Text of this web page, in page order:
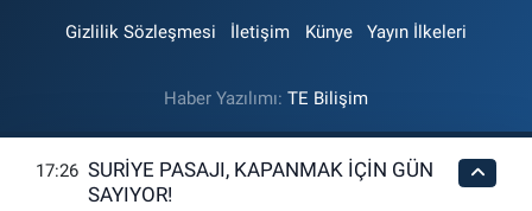
Gizlilik Sözleşmesi İletişim Künye Yayın İlkeleri
Haber Yazılımı: TE Bilişim
17:26 SURİYE PASAJI, KAPANMAK İÇİN GÜN
SAYIYOR!